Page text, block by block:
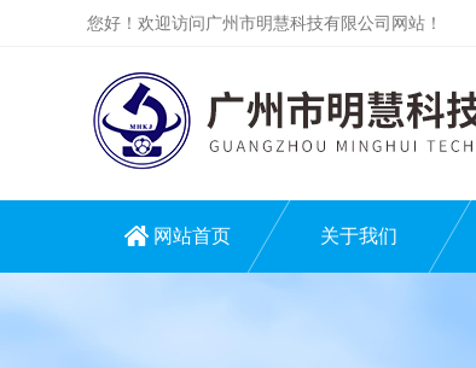
您好！欢迎访问广州市明慧科技有限公司网站！
网站首页 关于我们